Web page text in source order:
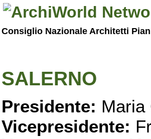
Consiglio Nazionale Architetti
SALERNO
Presidente: Maria
Vicepresidente: